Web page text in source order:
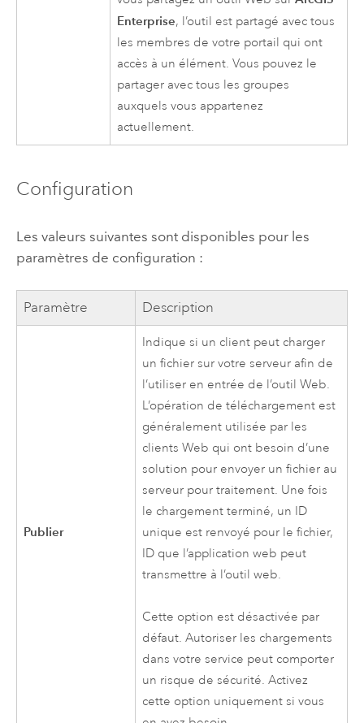
Enterprise, l’outil est partagé avec tous
les membres de votre portail qui ont
accès à un élément. Vous pouvez le
partager avec tous les groupes
auxquels vous appartenez
actuellement.
Configuration
Les valeurs suivantes sont disponibles pour les
paramètres de configuration :
Paramètre Description
Publier
Indique si un client peut charger
un fichier sur votre serveur afin de
l’utiliser en entrée de l’outil Web.
L’opération de téléchargement est
généralement utilisée par les
clients Web qui ont besoin d’une
solution pour envoyer un fichier au
serveur pour traitement. Une fois
le chargement terminé, un ID
unique est renvoyé pour le fichier,
ID que l’application web peut
transmettre à l’outil web.
Cette option est désactivée par
défaut. Autoriser les chargements
dans votre service peut comporter
un risque de sécurité. Activez
cette option uniquement si vous